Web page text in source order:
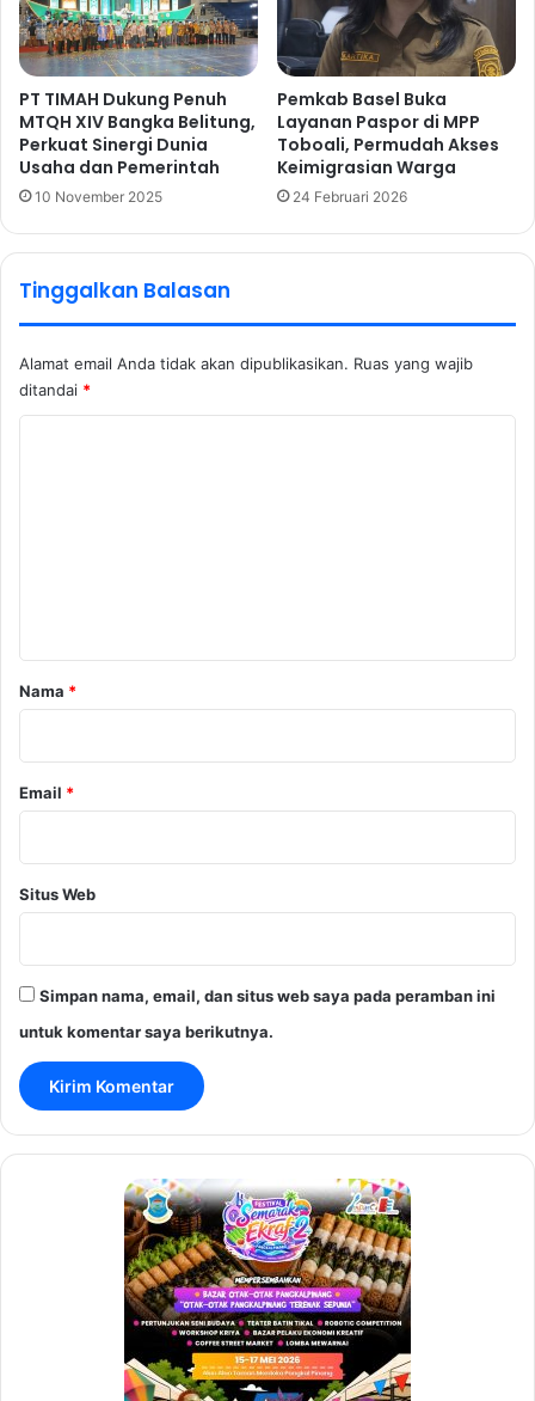
PT TIMAH Dukung Penuh
MTQH XIV Bangka Belitung,
Perkuat Sinergi Dunia
Usaha dan Pemerintah
10 November 2025
Pemkab Basel Buka
Layanan Paspor di MPP
Toboali, Permudah Akses
Keimigrasian Warga
24 Februari 2026
Tinggalkan Balasan
Alamat email Anda tidak akan dipublikasikan. Ruas yang wajib
ditandai *
rNama *
Email *
Situs Web
Simpan nama, email, dan situs web saya pada peramban ini
untuk komentar saya berikutnya.